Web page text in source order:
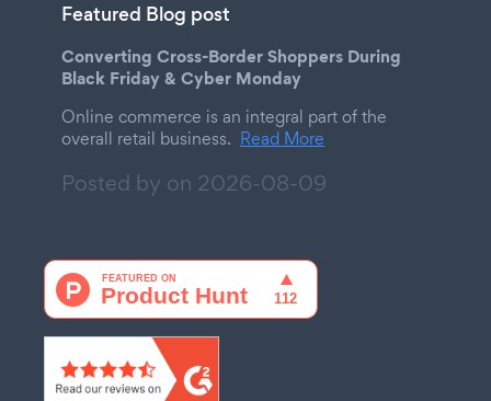
Featured Blog post
Converting Cross-Border Shoppers During
Black Friday & Cyber Monday
Online commerce is an integral part of the
overall retail business. Read More
Posted by on 2026-08-09